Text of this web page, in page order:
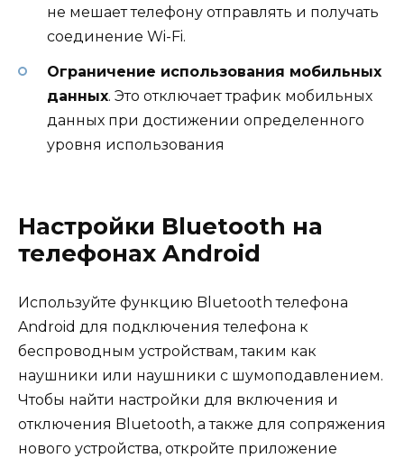
не мешает телефону отправлять и получать
соединение Wi-Fi.
Ограничение использования мобильных
данных. Это отключает трафик мобильных
данных при достижении определенного
уровня использования
Настройки Bluetooth на
телефонах Android
Используйте функцию Bluetooth телефона
Android для подключения телефона к
беспроводным устройствам, таким как
наушники или наушники с шумоподавлением.
Чтобы найти настройки для включения и
отключения Bluetooth, а также для сопряжения
нового устройства, откройте приложение